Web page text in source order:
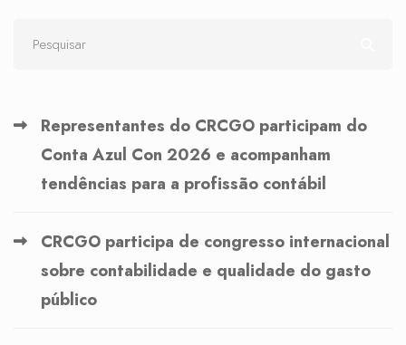
Representantes do CRCGO participam do
Conta Azul Con 2026 e acompanham
tendências para a profissão contábil
CRCGO participa de congresso internacional
sobre contabilidade e qualidade do gasto
público